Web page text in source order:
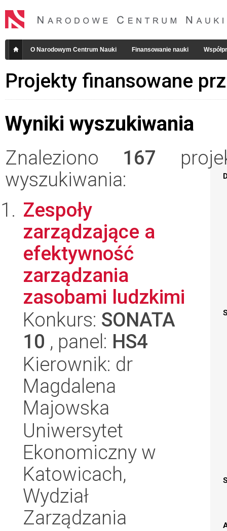
O Narodowym Centrum Nauki Finansowanie nauki
Projekty finansowane
Wyniki wyszukiwania
Znaleziono 167
wyszukiwania:
Zespoły
zarządzające a
efektywność
zarządzania
zasobami ludzkimi
Konkurs: SONATA
10 , panel: HS4
Kierownik: dr
Magdalena
Majowska
Uniwersytet
Ekonomiczny w
Katowicach,
Wydział
Zarządzania